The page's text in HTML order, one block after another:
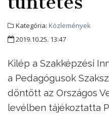
Kategória: Közlemények
2019.10.25. 13:47
Kilép a Szakképzési
a Pedagógusok
döntött az Országos
levélben tájékoztatta